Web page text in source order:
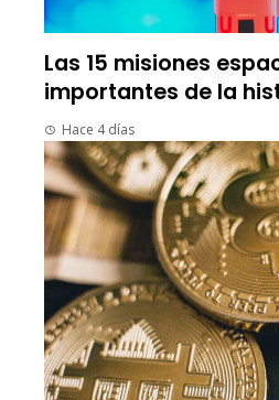
Las 15 misiones
importantes de la
Hace 4 días